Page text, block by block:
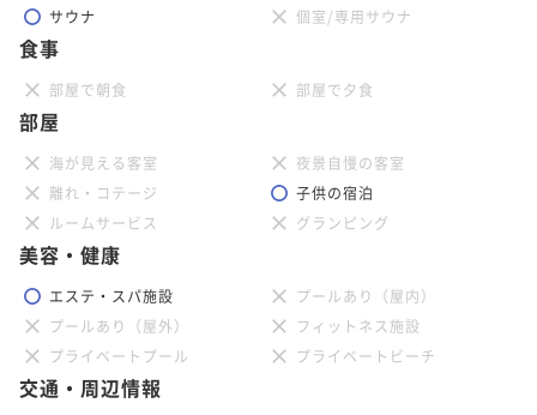
サウナ
個室/専用サウナ
食事
部屋で朝食 部屋で夕食
部屋
海が見える客室
夜景自慢の客室
離れ・コテージ
子供の宿泊
ルームサービス
グランピング
美容・健康
エステ・スパ施設
プールあり（屋内）
プールあり（屋外）
フィットネス施設
プライベートプール
プライベートビーチ
交通・周辺情報